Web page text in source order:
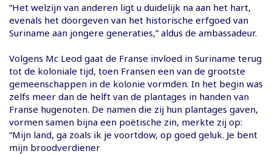
“Het welzijn van anderen ligt u duidelijk na aan het hart,
evenals het doorgeven van het historische erfgoed van
Suriname aan jongere generaties,” aldus de ambassadeur.
Volgens Mc Leod gaat de Franse invloed in Suriname terug
tot de koloniale tijd, toen Fransen een van de grootste
gemeenschappen in de kolonie vormden. In het begin was
zelfs meer dan de helft van de plantages in handen van
Franse hugenoten. De namen die zij hun plantages gaven,
vormen samen bijna een poëtische zin, merkte zij op:
“Mijn land, ga zoals ik je voortdow, op goed geluk. Je bent
mijn broodverdiener